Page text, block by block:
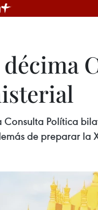
décima
Consulta Política
de preparar la